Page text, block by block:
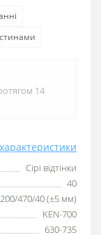
Сірі відтінки
40
470/40 (±5 мм)
KEN-700
630-735
14